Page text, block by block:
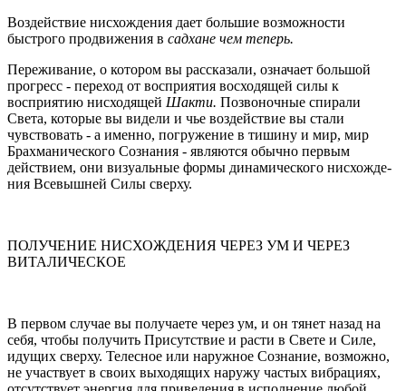
Воздействие нисхождения дает большие возможности
быстрого продвижения в садхане чем теперь.
Переживание, о котором вы рассказали, означает большой
прогресс - переход от восприятия восходящей силы к
восприятию нисходящей Шакти. Позвоночные спирали
Света, которые вы видели и чье воздействие вы стали
чувствовать - а именно, погружение в тишину и мир, мир
Брахманического Сознания - являются обычно первым
действием, они визуальные формы динамического нисхожде­
ния Всевышней Силы сверху.
ПОЛУЧЕНИЕ НИСХОЖДЕНИЯ ЧЕРЕЗ УМ И ЧЕРЕЗ
ВИТАЛИЧЕСКОЕ
В первом случае вы получаете через ум, и он тянет назад на
себя, чтобы получить Присутствие и расти в Свете и Силе,
идущих сверху. Телесное или наружное Сознание, возможно,
не участвует в своих выходящих наружу частых вибрациях,